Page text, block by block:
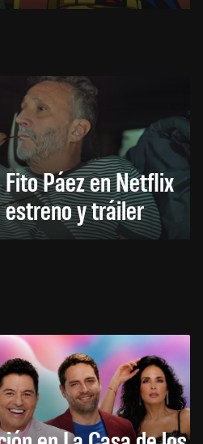
Páez en Netflix
y tráiler